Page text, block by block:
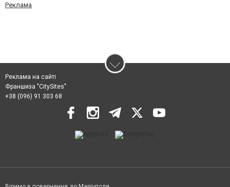
Реклама
Реклама на сайті
Франшиза "CitySites"
+38 (096) 91 303 68